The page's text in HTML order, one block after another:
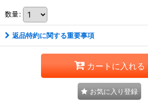
数量:
返品特約に関する重要事項
カートに入れる
お気に入り登録